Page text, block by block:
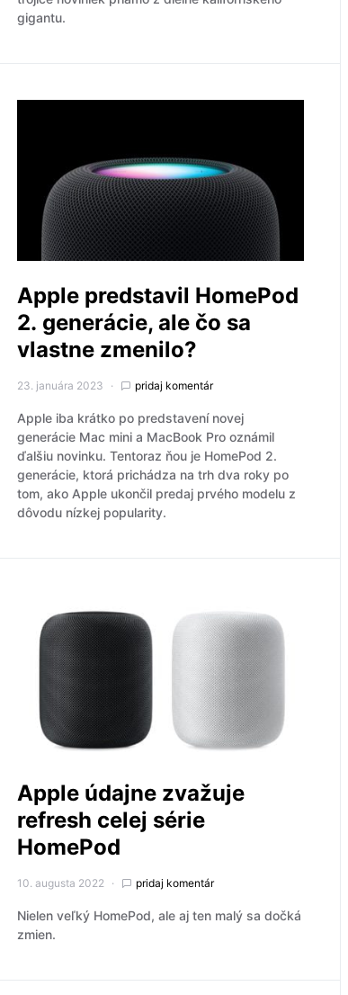
gigantu.
Apple predstavil HomePod
2. generácie, ale čo sa
vlastne zmenilo?
23. januára 2023 pridaj komentár
Apple iba krátko po predstavení novej
generácie Mac mini a MacBook Pro oznámil
ďalšiu novinku. Tentoraz ňou je HomePod 2.
generácie, ktorá prichádza na trh dva roky po
tom, ako Apple ukončil predaj prvého modelu z
dôvodu nízkej popularity.
Apple údajne zvažuje
refresh celej série
HomePod
10. augusta 2022 pridaj komentár
Nielen veľký HomePod, ale aj ten malý sa dočká
zmien.